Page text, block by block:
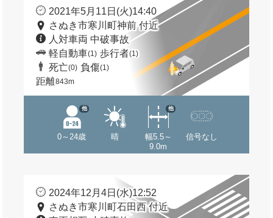
2021年5月11日(火)14:40
さぬき市寒川町神前 付近
人対車両 中破事故
軽自動車(1) 歩行者(1)
死亡(0) 負傷(1)
距離843m
0～24歳
他
晴
幅5.5～
9.0m
他
信号なし
2024年12月4日(水)12:52
さぬき市寒川町石田西 付近